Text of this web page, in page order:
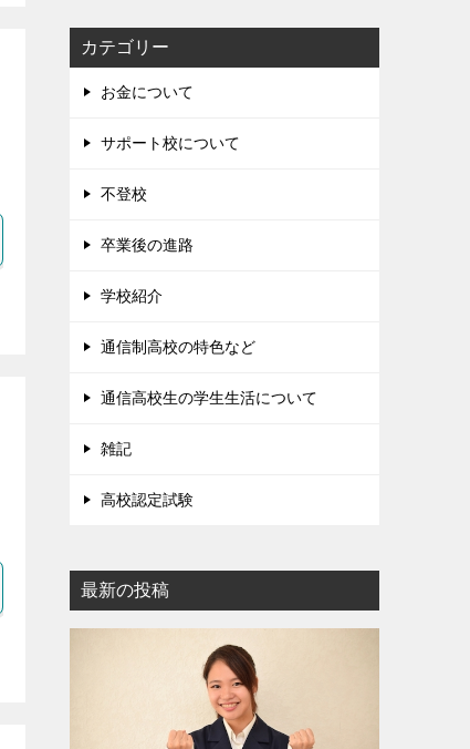
カテゴリー
お金について
サポート校について
不登校
卒業後の進路
学校紹介
通信制高校の特色など
通信高校生の学生生活について
雑記
高校認定試験
最新の投稿